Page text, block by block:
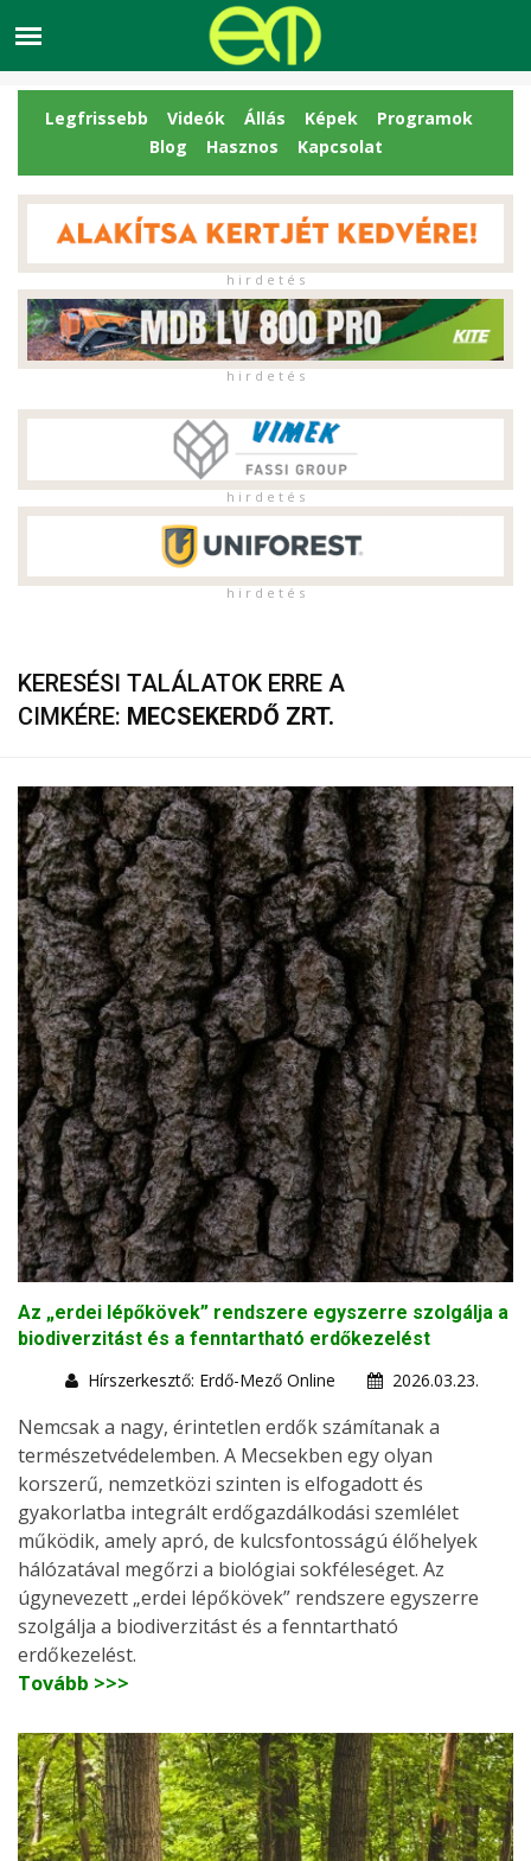
Legfrissebb Videók Állás Képek
Programok
Blog
Hasznos Kapcsolat
h i r d e t é s
h i r d e t é s
h i r d e t é s
h i r d e t é s
KERESÉSI TALÁLATOK ERRE A
CIMKÉRE: MECSEKERDŐ ZRT.
Az „erdei lépőkövek” rendszere egyszerre szolgálja a
biodiverzitást és a fenntartható erdőkezelést
Hírszerkesztő: Erdő-Mező Online
2026.03.23.
Nemcsak a nagy, érintetlen erdők számítanak a
természetvédelemben. A Mecsekben egy olyan
korszerű, nemzetközi szinten is elfogadott és
gyakorlatba integrált erdőgazdálkodási szemlélet
működik, amely apró, de kulcsfontosságú élőhelyek
hálózatával megőrzi a biológiai sokféleséget. Az
úgynevezett „erdei lépőkövek” rendszere egyszerre
szolgálja a biodiverzitást és a fenntartható
erdőkezelést.
Tovább >>>